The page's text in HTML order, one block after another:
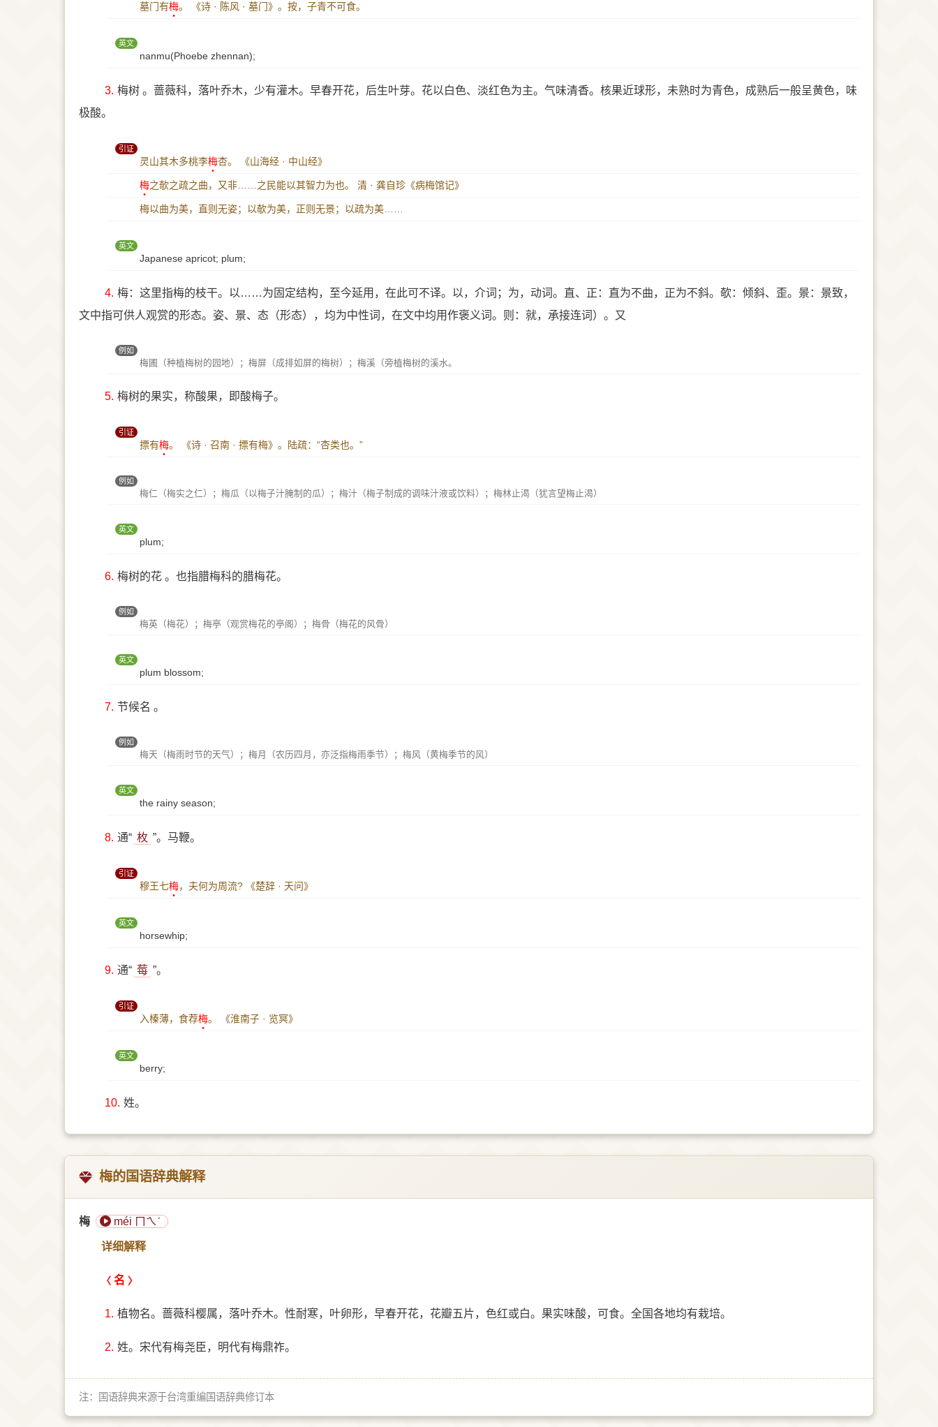
墓门有梅。 《诗 · 陈风 · 墓门》。按，子青不可食。
英文
nanmu(Phoebe zhennan);
3. 梅树 。蔷薇科，落叶乔木，少有灌木。早春开花，后生叶芽。花以白色、淡红色为主。气味清香。核果近球形，未熟时为青色，成熟后一般呈黄色，味
极酸。
引证
灵山其木多桃李梅杏。 《山海经 · 中山经》
梅之欹之疏之曲，又非……之民能以其智力为也。 清 · 龚自珍《病梅馆记》
梅以曲为美，直则无姿；以欹为美，正则无景；以疏为美……
英文
Japanese apricot; plum;
4. 梅：这里指梅的枝干。以……为固定结构，至今延用，在此可不译。以，介词；为，动词。直、正：直为不曲，正为不斜。欹：倾斜、歪。景：景致，
文中指可供人观赏的形态。姿、景、态（形态），均为中性词，在文中均用作褒义词。则：就，承接连词）。又
例如
梅圃（种植梅树的园地）；梅屏（成排如屏的梅树）；梅溪（旁植梅树的溪水。
5. 梅树的果实，称酸果，即酸梅子。
引证
摽有梅。 《诗 · 召南 · 摽有梅》。陆疏：“杏类也。”
例如
梅仁（梅实之仁）；梅瓜（以梅子汁腌制的瓜）；梅汁（梅子制成的调味汁液或饮料）；梅林止渴（犹言望梅止渴）
英文
plum;
6. 梅树的花 。也指腊梅科的腊梅花。
例如
梅英（梅花）；梅亭（观赏梅花的亭阁）；梅骨（梅花的风骨）
英文
plum blossom;
7. 节候名 。
例如
梅天（梅雨时节的天气）；梅月（农历四月，亦泛指梅雨季节）；梅风（黄梅季节的风）
英文
the rainy season;
8. 通“ 枚 ”。马鞭。
引证
穆王七梅，夫何为周流? 《楚辞 · 天问》
英文
horsewhip;
9. 通“ 莓 ”。
引证
入榛薄，食荐梅。 《淮南子 · 览冥》
英文
berry;
10. 姓。
梅的国语辞典解释
梅 méi ㄇㄟˊ
详细解释
名
1. 植物名。蔷薇科樱属，落叶乔木。性耐寒，叶卵形，早春开花，花瓣五片，色红或白。果实味酸，可食。全国各地均有栽培。
2. 姓。宋代有梅尧臣，明代有梅鼎祚。
注：国语辞典来源于台湾重编国语辞典修订本